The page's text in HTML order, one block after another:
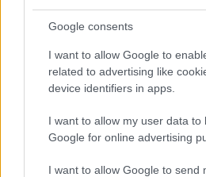
Google consents
I want to allow Google to
related to advertising like
device identifiers in apps.
I want to allow my user data to
Google for online advertising
I want to allow Google to send
Címkék:krimi filmrészlet adaptáció